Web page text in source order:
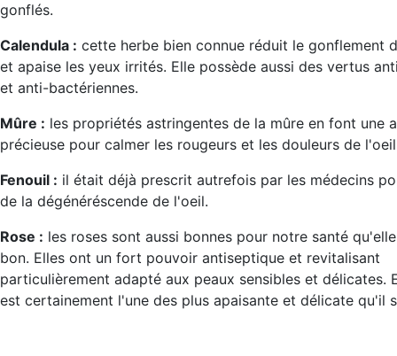
gonflés.
Calendula : cette herbe bien connue réduit le gonflement
et apaise les yeux irrités. Elle possède aussi des vertus
et anti-bactériennes.
Mûre : les propriétés astringentes de la mûre en font une
précieuse pour calmer les rougeurs et les douleurs de
Fenouil : il était déjà prescrit autrefois par les médecins
de la dégénéréscende de l'oeil.
Rose : les roses sont aussi bonnes pour notre santé
bon. Elles ont un fort pouvoir antiseptique et revitalisant
particulièrement adapté aux peaux sensibles et délicates.
est certainement l'une des plus apaisante et délicate qu'il